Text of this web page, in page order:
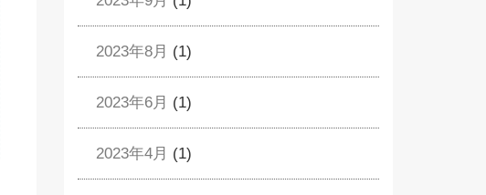
2023年8月 (1)
2023年6月 (1)
2023年4月 (1)